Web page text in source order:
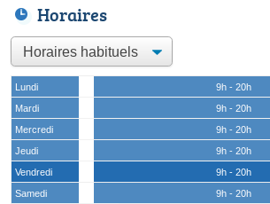
Horaires
Lundi
9h - 20h
Mardi
9h - 20h
Mercredi
9h - 20h
Jeudi
9h - 20h
Vendredi
9h - 20h
Samedi
9h - 20h